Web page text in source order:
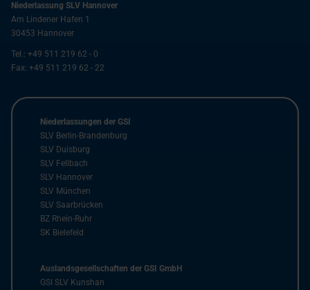
Niederlassung SLV Hannover
Am Lindener Hafen 1
30453 Hannover
Tel.: +49 511 219 62 - 0
Fax: +49 511 219 62 - 22
Niederlassungen der GSI
SLV Berlin-Brandenburg
SLV Duisburg
SLV Fellbach
SLV Hannover
SLV München
SLV Saarbrücken
BZ Rhein-Ruhr
SK Bielefeld
Auslandsgesellschaften der GSI GmbH
GSI SLV Kunshan